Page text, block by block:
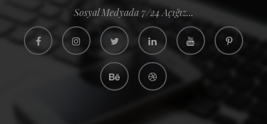
Sosyal Medyada 7/24 Açığız...